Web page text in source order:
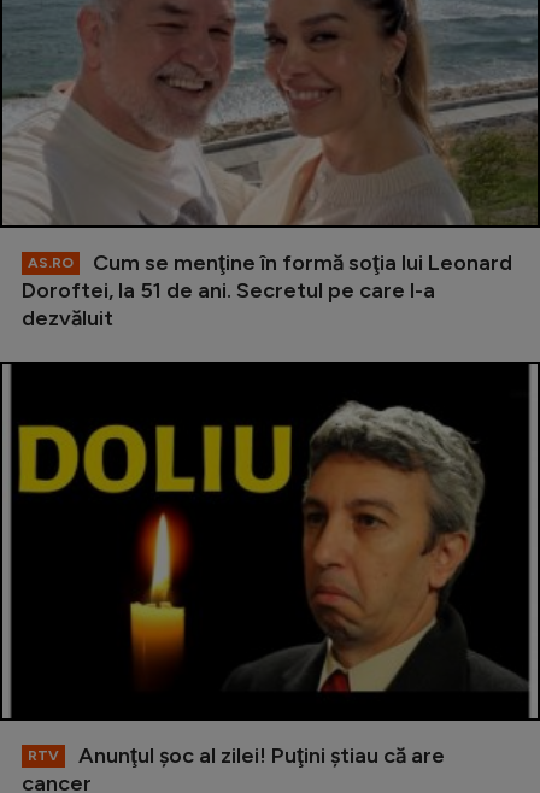
AS.RO
Cum se menţine în formă soţia lui Leonard
Doroftei, la 51 de ani. Secretul pe care l-a
dezvăluit
RTV
Anunţul şoc al zilei! Puţini ştiau că are
cancer